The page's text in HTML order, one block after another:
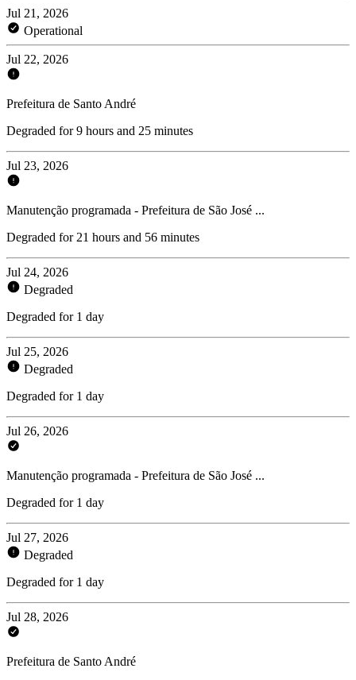
Jul 21, 2026
Operational
Jul 22, 2026
Prefeitura de Santo André
Degraded for 9 hours and 25 minutes
Jul 23, 2026
Manutenção programada - Prefeitura de São José ...
Degraded for 21 hours and 56 minutes
Jul 24, 2026
Degraded
Degraded for 1 day
Jul 25, 2026
Degraded
Degraded for 1 day
Jul 26, 2026
Manutenção programada - Prefeitura de São José ...
Degraded for 1 day
Jul 27, 2026
Degraded
Degraded for 1 day
Jul 28, 2026
Prefeitura de Santo André